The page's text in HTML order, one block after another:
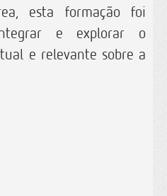
esta formação foi
e explorar o
e relevante sobre a